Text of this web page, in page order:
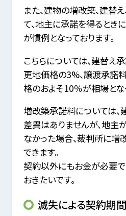
また、建物の増改築、建替
て、地主に承諾を得るとき
が慣例となっております。
こちらについては、建替え
更地価格の3%、譲渡承諾
格のおよそ10％が相場とな
増改築承諾料については、
差異はありませんが、地
なかった場合、裁判所に
できます。
契約以外にもお金が必要
おきたいです。
滅失による契約期